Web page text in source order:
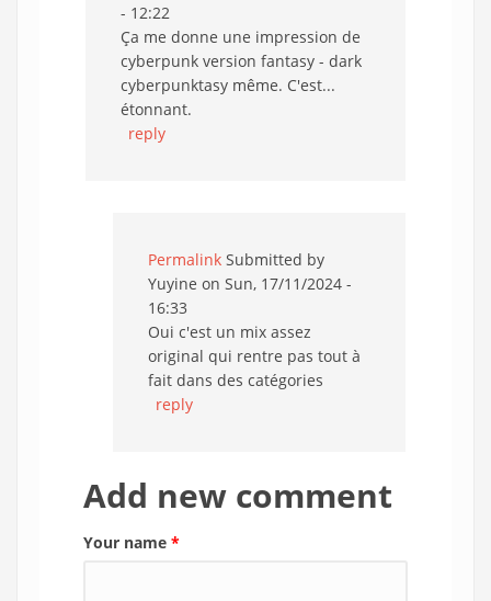
- 12:22
Ça me donne une impression de
cyberpunk version fantasy - dark
cyberpunktasy même. C'est...
étonnant.
reply
Permalink Submitted by
Yuyine on Sun, 17/11/2024 -
16:33
Oui c'est un mix assez
original qui rentre pas tout à
fait dans des catégories
reply
Add new comment
Your name *